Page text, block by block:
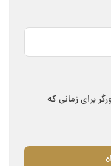
برای زمانی که